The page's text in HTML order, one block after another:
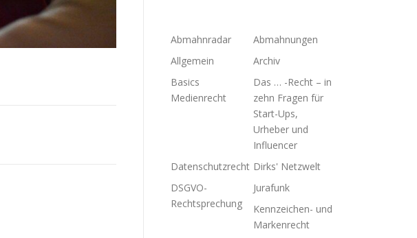
Abmahnradar
Abmahnungen
Allgemein
Archiv
Basics
Medienrecht
Das … -Recht – in
zehn Fragen für
Start-Ups,
Urheber und
Influencer
Datenschutzrecht Dirks' Netzwelt
DSGVO-
Rechtsprechung
Jurafunk
Kennzeichen- und
Markenrecht